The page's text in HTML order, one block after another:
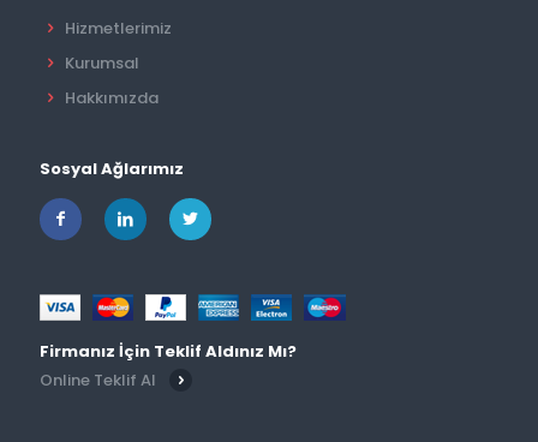
Hizmetlerimiz
Kurumsal
Hakkımızda
Sosyal Ağlarımız
Firmanız İçin Teklif Aldınız Mı?
Online Teklif Al